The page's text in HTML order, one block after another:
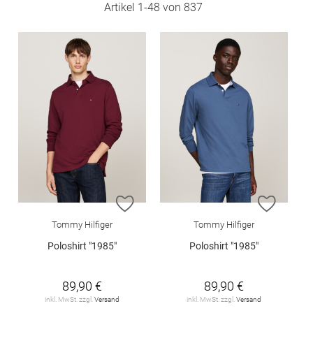
Artikel 1-48 von 837
ZUR WUNSCHLISTE HINZUFÜGEN
Tommy Hilfiger
Poloshirt "1985"
89,90 €
inkl. MwSt. zzgl. Versand
ZUR
Tommy Hilfiger
Poloshirt "1985"
89,90 €
inkl. MwSt. zzgl. Versand